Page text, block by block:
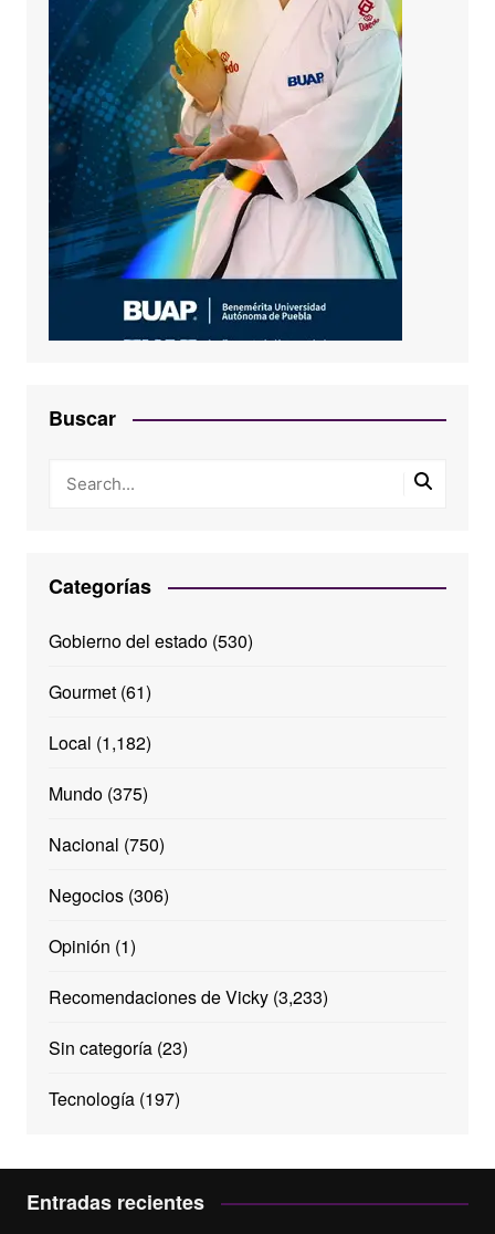
Buscar
Categorías
Gobierno del estado(530)
Gourmet(61)
Local (1,182)
Mundo(375)
Nacional (750)
Negocios(306)
Opinión (1)
Recomendaciones de Vicky(3,233)
Sin categoría(23)
Tecnología(197)
Entradas recientes